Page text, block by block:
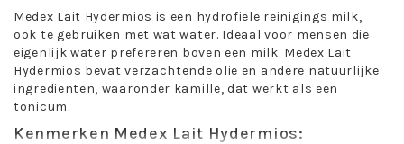
Medex Lait Hydermios is een hydrofiele reinigings milk,
ook te gebruiken met wat water. Ideaal voor mensen die
eigenlijk water prefereren boven een milk. Medex Lait
Hydermios bevat verzachtende olie en andere natuurlijke
ingredienten, waaronder kamille, dat werkt als een
tonicum.
Kenmerken Medex Lait Hydermios: